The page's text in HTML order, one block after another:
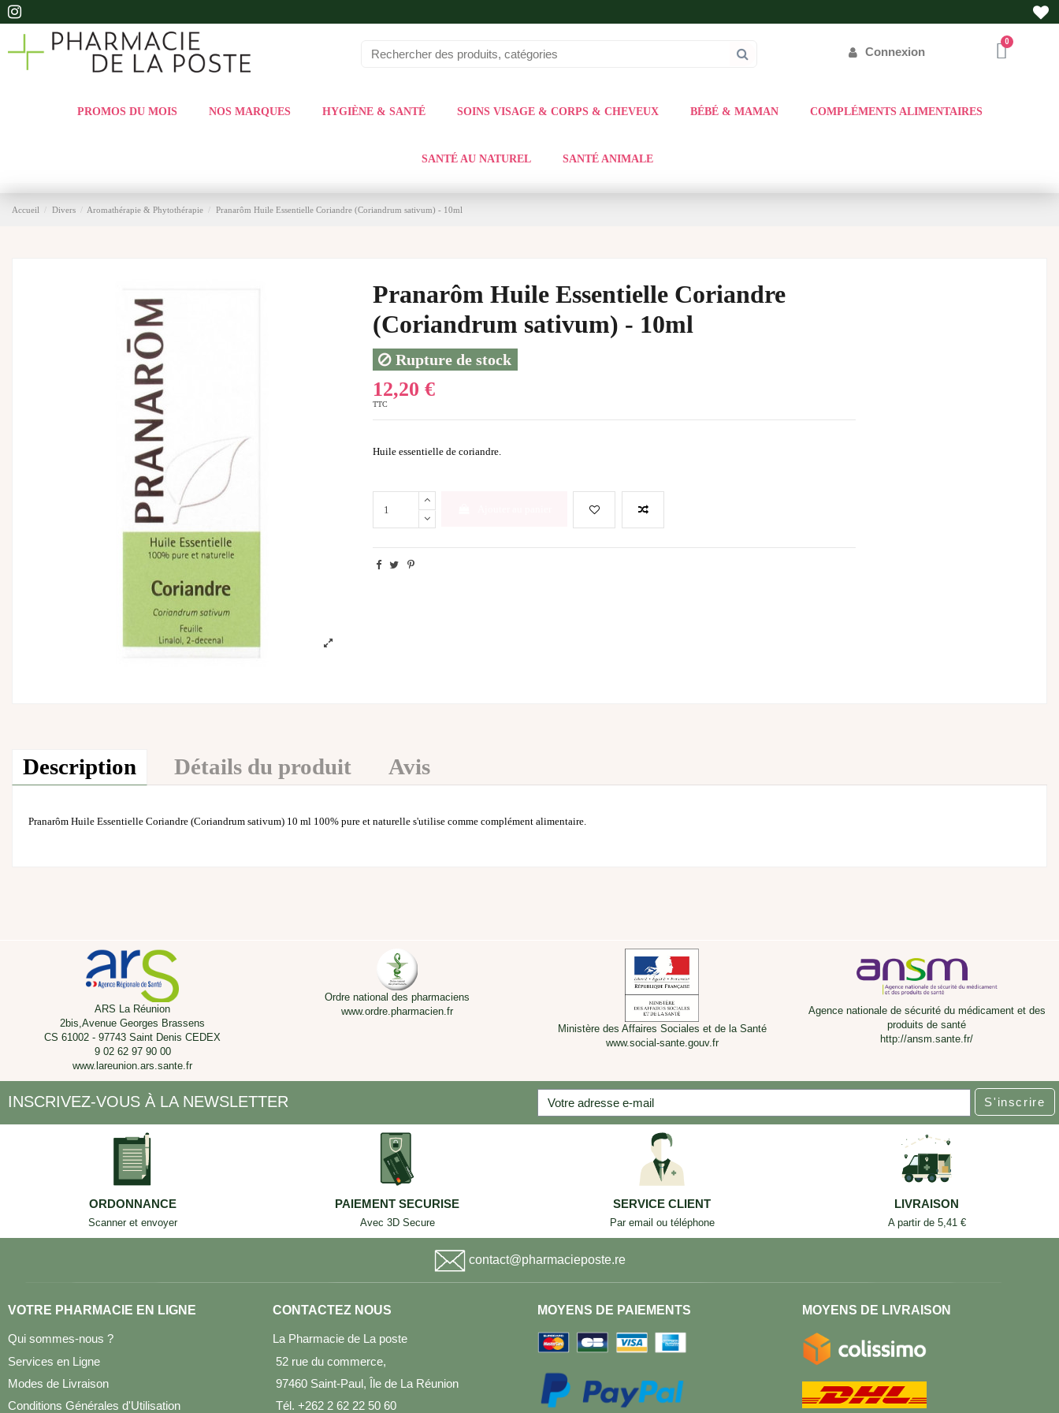
Connexion
PROMOS DU MOIS NOS MARQUES HYGIÈNE & SANTÉ SOINS VISAGE & CORPS & CHEVEUX BÉBÉ & MAMAN COMPLÉMENTS ALIMENTAIRES
SANTÉ AU NATUREL SANTÉ ANIMALE
Accueil Divers Aromathérapie & Phytothérapie Pranarôm Huile Essentielle Coriandre (Coriandrum sativum) - 10ml
Pranarôm Huile Essentielle Coriandre
(Coriandrum sativum) - 10ml
Rupture de stock
12,20 €
TTC
Huile essentielle de coriandre.
Description Détails du produit Avis
Pranarôm Huile Essentielle Coriandre (Coriandrum sativum) 10 ml 100% pure et naturelle s'utilise comme complément alimentaire.
ARS La Réunion
2bis,Avenue Georges Brassens
CS 61002 - 97743 Saint Denis CEDEX
9 02 62 97 90 00
www.lareunion.ars.sante.fr
Ordre national des pharmaciens
www.ordre.pharmacien.fr
Ministère des Affaires Sociales et de la Santé
www.social-sante.gouv.fr
Agence nationale de sécurité du médicament et des
produits de santé
http://ansm.sante.fr/
INSCRIVEZ-VOUS À LA NEWSLETTER S'inscrire
ORDONNANCE
Scanner et envoyer
PAIEMENT SECURISE
Avec 3D Secure
SERVICE CLIENT
Par email ou téléphone
LIVRAISON
A partir de 5,41 €
contact@pharmacieposte.re
VOTRE PHARMACIE EN LIGNE
Qui sommes-nous ?
Services en Ligne
Modes de Livraison
Conditions Générales d'Utilisation
CONTACTEZ NOUS
La Pharmacie de La poste
52 rue du commerce,
97460 Saint-Paul, Île de La Réunion
Tél. +262 2 62 22 50 60
MOYENS DE PAIEMENTS MOYENS DE LIVRAISON